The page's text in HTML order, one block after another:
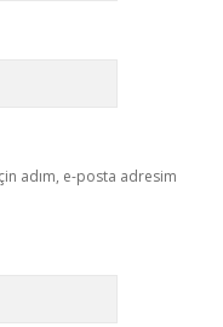
adım, e-posta adresim